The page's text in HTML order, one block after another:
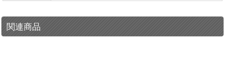
関連商品